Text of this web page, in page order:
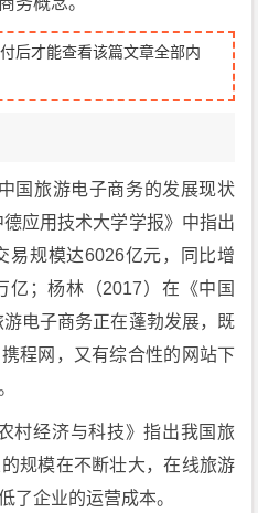
后才能查看该篇文章全部内
国旅游电子商务的发展现状
应用技术大学学报》中指出
易规模达6026亿元，同比增
亿；杨林（2017）在《中国
电子商务正在蓬勃发展，既
程网，又有综合性的网站下
村经济与科技》指出我国旅
规模在不断壮大，在线旅游
了企业的运营成本。